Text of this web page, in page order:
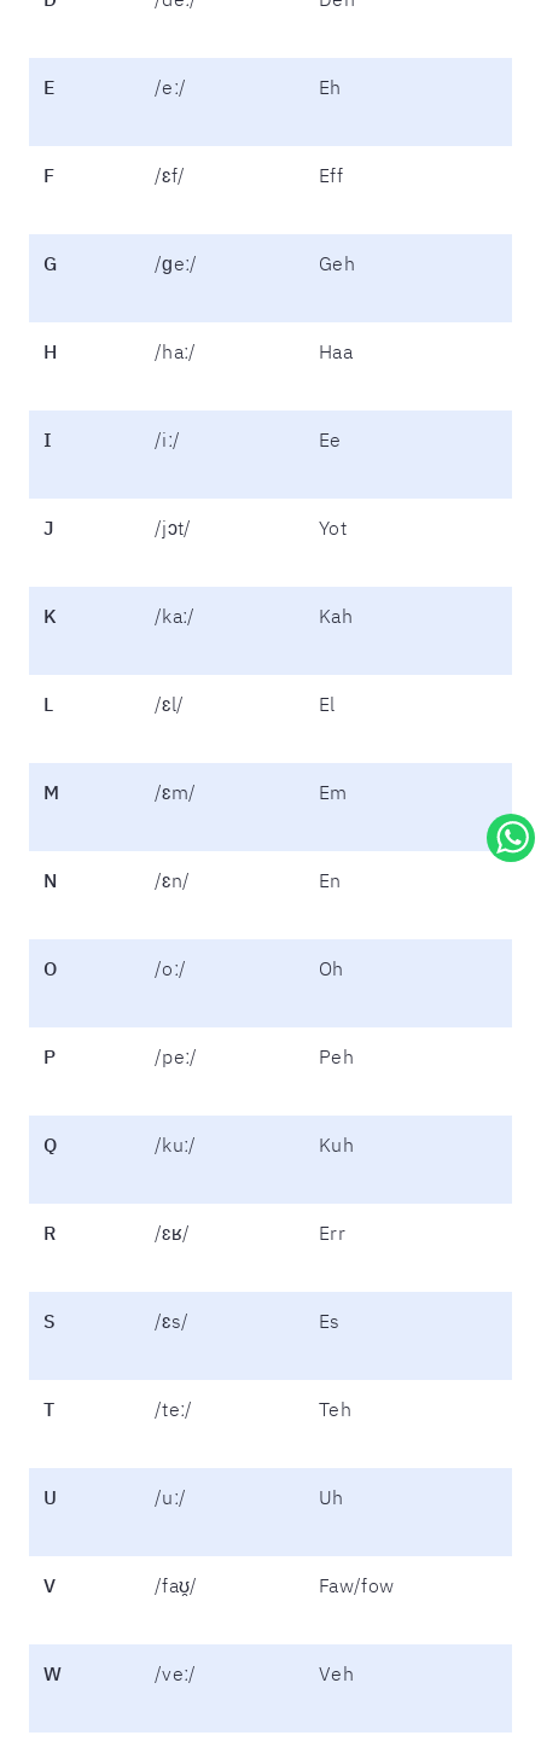
E /eː/ Eh
F /ɛf/ Eff
G /ɡeː/ Geh
H /haː/ Haa
I /iː/ Ee
J /jɔt/ Yot
K /kaː/ Kah
L /ɛl/ El
M /ɛm/ Em
N /ɛn/ En
O /oː/ Oh
P /peː/ Peh
Q /kuː/ Kuh
R /ɛʁ/ Err
S /ɛs/ Es
T /teː/ Teh
U /uː/ Uh
V /faʊ̯/ Faw/fow
W /veː/ Veh